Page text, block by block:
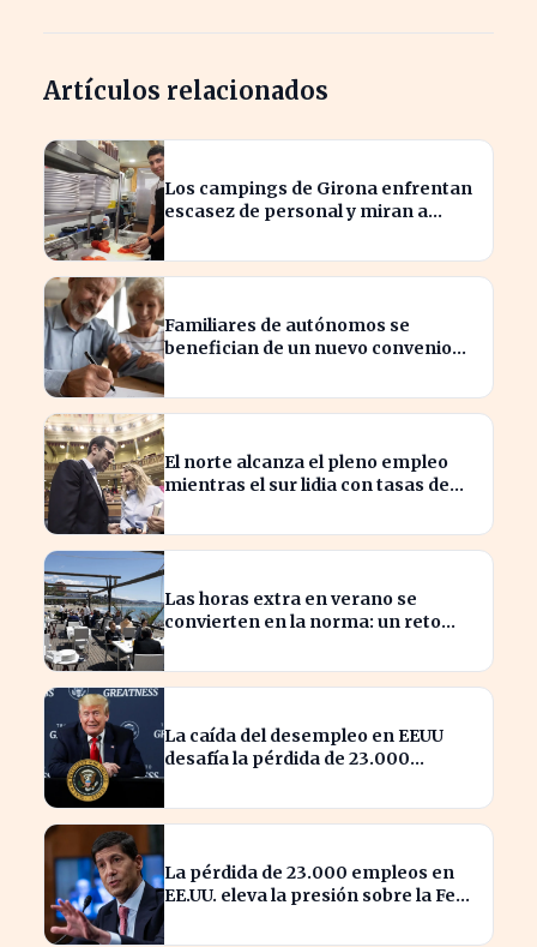
Artículos relacionados
Los campings de Girona enfrentan
escasez de personal y miran a
Familiares de autónomos se
benefician de un nuevo convenio
El norte alcanza el pleno empleo
mientras el sur lidia con tasas de
Las horas extra en verano se
convierten en la norma: un reto
La caída del desempleo en EEUU
desafía la pérdida de 23.000
La pérdida de 23.000 empleos en
EE.UU. eleva la presión sobre la Fed